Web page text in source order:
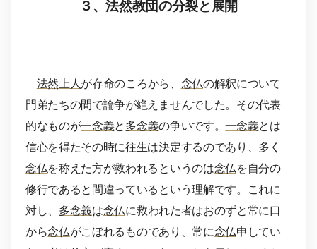
３、法然教団の分裂と展開
法然上人 が存命のころから、 念仏の解釈について
門弟たちの間で論争が絶えませんでした。その代表
的なものが一念義と 多念義の争いです。一念義とは
信心を得たその時に往生は決定するのであり、多く
念仏を称えた方が救われるというのは念仏を自分の
修行であると間違っているという理解です。これに
対し、 多念義は念仏に救われた者はおのずと常に口
から念仏がこぼれるものであり、常に念仏申してい